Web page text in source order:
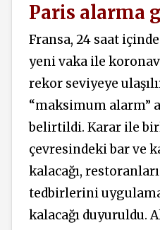
Paris alarma
Fransa, 24 saat
yeni vaka ile
rekor seviyeye
“maksimum alarm”
belirtildi. Karar ile
çevresindeki bar ve
kalacağı,
tedbirlerini
kalacağı duyuruldu.